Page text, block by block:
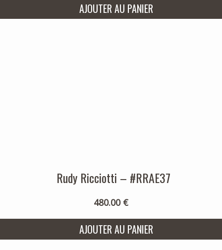
AJOUTER AU PANIER
Rudy Ricciotti – #RRAE37
480.00 €
AJOUTER AU PANIER